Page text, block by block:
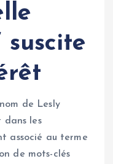
suscite
de Lesly
dans les
associé au terme
de mots-clés